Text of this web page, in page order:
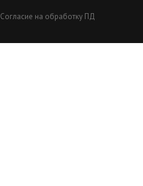
Согласие на обработку ПД